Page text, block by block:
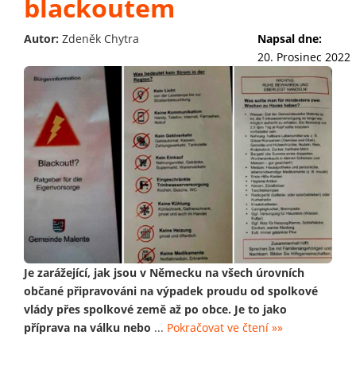
blackoutem
Autor: Zdeněk Chytra
Napsal dne:
20. Prosinec 2022
Je zarážející, jak jsou v Německu na všech úrovních
občané připravováni na výpadek proudu od spolkové
vlády přes spolkové země až po obce. Je to jako
příprava na válku nebo ... Pokračovat ve čtení »»